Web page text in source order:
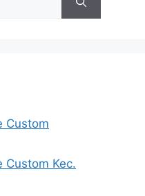
Custom
Custom Kec.